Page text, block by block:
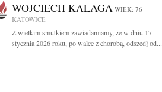
WOJCIECH KALAGA WIEK: 76
KATOWICE
Z wielkim smutkiem zawiadamiamy, że w dniu 17
stycznia 2026 roku, po walce z chorobą, odszedł od...